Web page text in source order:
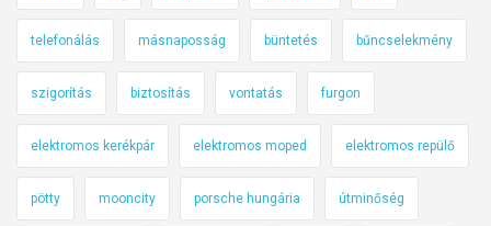
telefonálás másnaposság büntetés bűncselekmény
szigorítás biztosítás vontatás furgon
elektromos kerékpár elektromos moped elektromos repülő
pötty mooncity porsche hungária útminőség